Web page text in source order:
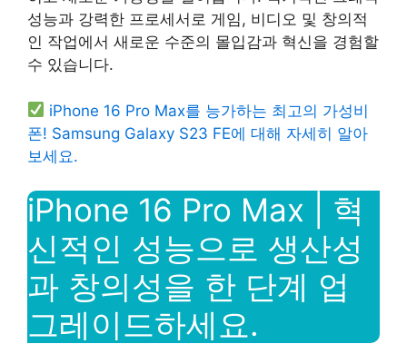
성능과 강력한 프로세서로 게임, 비디오 및 창의적
인 작업에서 새로운 수준의 몰입감과 혁신을 경험할
수 있습니다.
iPhone 16 Pro Max를 능가하는 최고의 가성비
폰! Samsung Galaxy S23 FE에 대해 자세히 알아
보세요.
iPhone 16 Pro Max | 혁
신적인 성능으로 생산성
과 창의성을 한 단계 업
그레이드하세요.